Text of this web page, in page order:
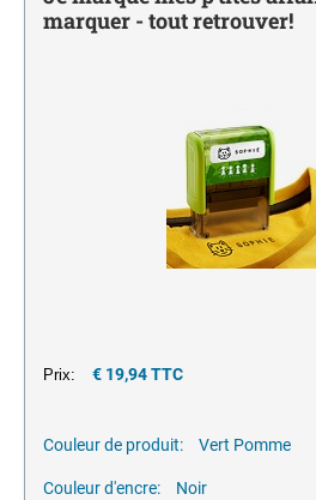
Monochrome
NUMÉROTEURS
encreurs
JE MARQUE MES P'TITES AFFAIRES
marquer - tout retrouver!
Prix: € 19,94 TTC
Couleur de produit: Vert Pomme
Couleur d'encre: Noir